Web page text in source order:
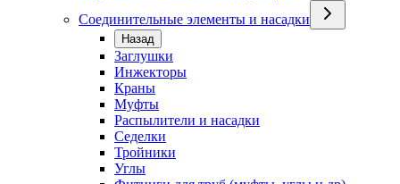
Соединительные элементы и насадки
Назад
Заглушки
Инжекторы
Краны
Муфты
Распылители и насадки
Седелки
Тройники
Углы